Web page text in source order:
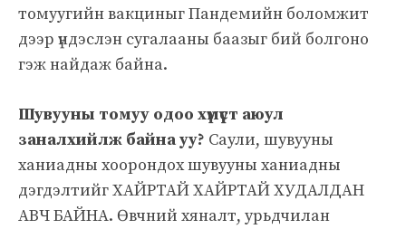
томуугийн вакциныг Пандемийн боломжит
дээр үндэслэн сугалааны баазыг бий болгоно
гэж найдаж байна.
Шувууны томуу одоо хүмүүст аюул
заналхийлж байна уу? Саули, шувууны
ханиадны хоорондох шувууны ханиадны
дэгдэлтийг ХАЙРТАЙ ХАЙРТАЙ ХУДАЛДАН
АВЧ БАЙНА. Өвчний хяналт, урьдчилан